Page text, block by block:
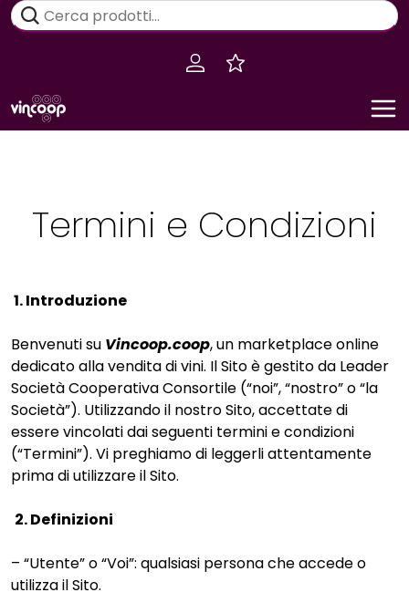
Salta
Cerca:
Termini e Condizioni
1. Introduzione
Benvenuti su Vincoop.coop, un marketplace online
dedicato alla vendita di vini. Il Sito è gestito da Leader
Società Cooperativa Consortile (“noi”, “nostro” o “la
Società”). Utilizzando il nostro Sito, accettate di
essere vincolati dai seguenti termini e condizioni
(“Termini”). Vi preghiamo di leggerli attentamente
prima di utilizzare il Sito.
2. Definizioni
– “Utente” o “Voi”: qualsiasi persona che accede o
utilizza il Sito.